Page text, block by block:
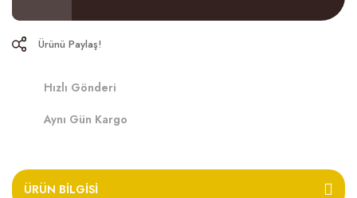
Ürünü Paylaş!
Hızlı Gönderi
Aynı Gün Kargo
ÜRÜN BILGISI